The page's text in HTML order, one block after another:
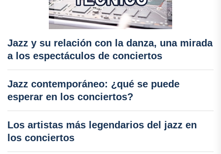
Jazz y su relación con la danza, una mirada
a los espectáculos de conciertos
Jazz contemporáneo: ¿qué se puede
esperar en los conciertos?
Los artistas más legendarios del jazz en
los conciertos